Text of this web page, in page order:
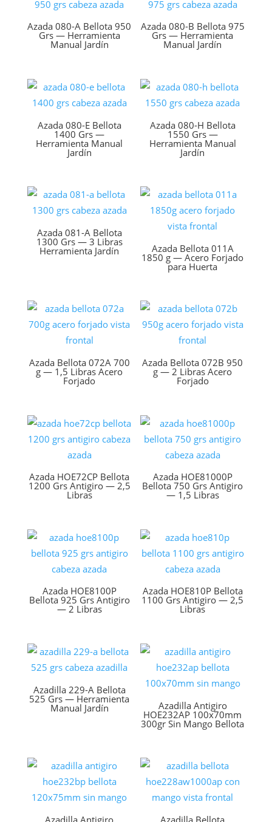
Azada 080-A Bellota 950
Grs — Herramienta
Manual Jardín
Azada 080-B Bellota 975
Grs — Herramienta
Manual Jardín
Azada 080-E Bellota
1400 Grs —
Herramienta Manual
Jardín
Azada 080-H Bellota
1550 Grs —
Herramienta Manual
Jardín
Azada 081-A Bellota
1300 Grs — 3 Libras
Herramienta Jardín Azada Bellota 011A
1850 g — Acero Forjado
para Huerta
Azada Bellota 072A 700
g — 1,5 Libras Acero
Forjado
Azada Bellota 072B 950
g — 2 Libras Acero
Forjado
Azada HOE72CP Bellota
1200 Grs Antigiro — 2,5
Libras
Azada HOE81000P
Bellota 750 Grs Antigiro
— 1,5 Libras
Azada HOE8100P
Bellota 925 Grs Antigiro
— 2 Libras
Azada HOE810P Bellota
1100 Grs Antigiro — 2,5
Libras
Azadilla 229-A Bellota
525 Grs — Herramienta
Manual Jardín Azadilla Antigiro
HOE232AP 100x70mm
300gr Sin Mango Bellota
Azadilla Antigiro Azadilla Bellota